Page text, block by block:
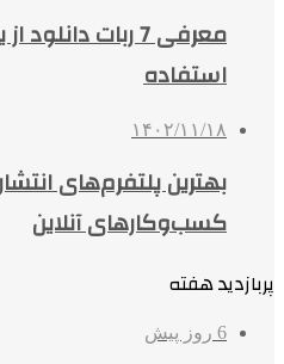
معرفی 7 ربات
استفاده
۱۴۰۲/۱۱/۱۸
بهترین پلتفرم‌های انتشار
کسب‌وکارهای آنلاین
پربازدید هفته
6 روز پیش